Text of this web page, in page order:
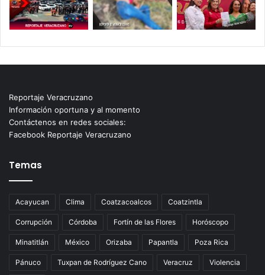
Reportaje Veracruzano
Información oportuna y al momento
Contáctenos en redes sociales:
Facebook Reportaje Veracruzano
Temas
Acayucan Clima Coatzacoalcos Coatzintla
Corrupción Córdoba Fortín de las Flores Horóscopo
Minatitlán México Orizaba Papantla Poza Rica
Pánuco Tuxpan de Rodríguez Cano Veracruz Violencia